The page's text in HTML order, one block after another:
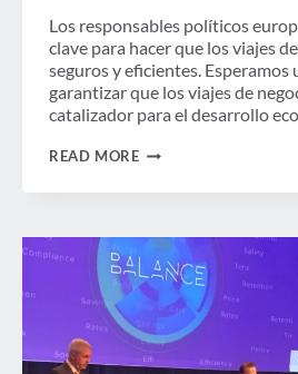
Los responsables políticos
clave para hacer que los viajes
seguros y eficientes. Esperamos
garantizar que los viajes de
catalizador para el desarrollo
READ MORELLAMADO
MÁS
SEGURAS,
INTELIGENTES
Y
EQUILIBRADAS